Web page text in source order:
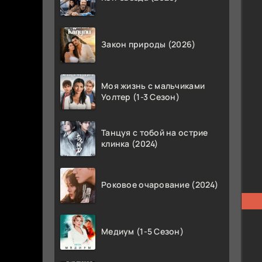
Закон природы (2026)
Моя жизнь с мальчиками
Уолтер (1-3 Сезон)
Танцуя с тобой на острие
клинка (2024)
Роковое очарование (2024)
Медиум (1-5 Сезон)